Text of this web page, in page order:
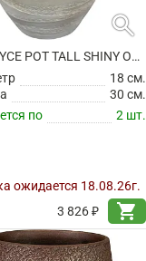
search
ВАЗА JOYCE POT TALL SHINY OLIVE
18 см.
30 см.
по
2 шт.
ожидается 18.08.26г.
3 826 ₽
shopping_cart